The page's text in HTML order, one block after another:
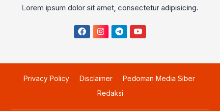
Lorem ipsum dolor sit amet, consectetur adipisicing.
Privacy Policy Disclaimer
Pedoman Media Siber
Redaksi